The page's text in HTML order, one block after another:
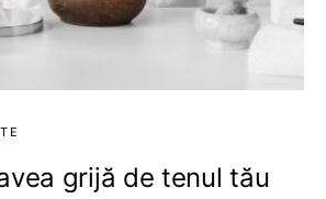
grijă de tenul tău